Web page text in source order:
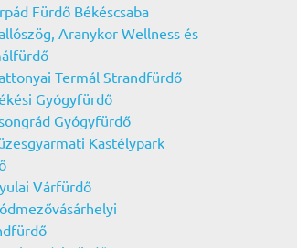
Fürdő Békéscsaba
Aranykor Wellness és
Termál Strandfürdő
Gyógyfürdő
Gyógyfürdő
Kastélypark
Várfürdő